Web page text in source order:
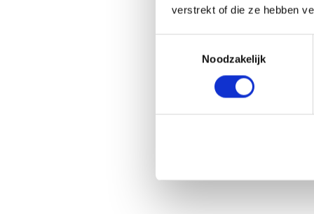
verstrekt of die ze hebben
Noodzakelijk